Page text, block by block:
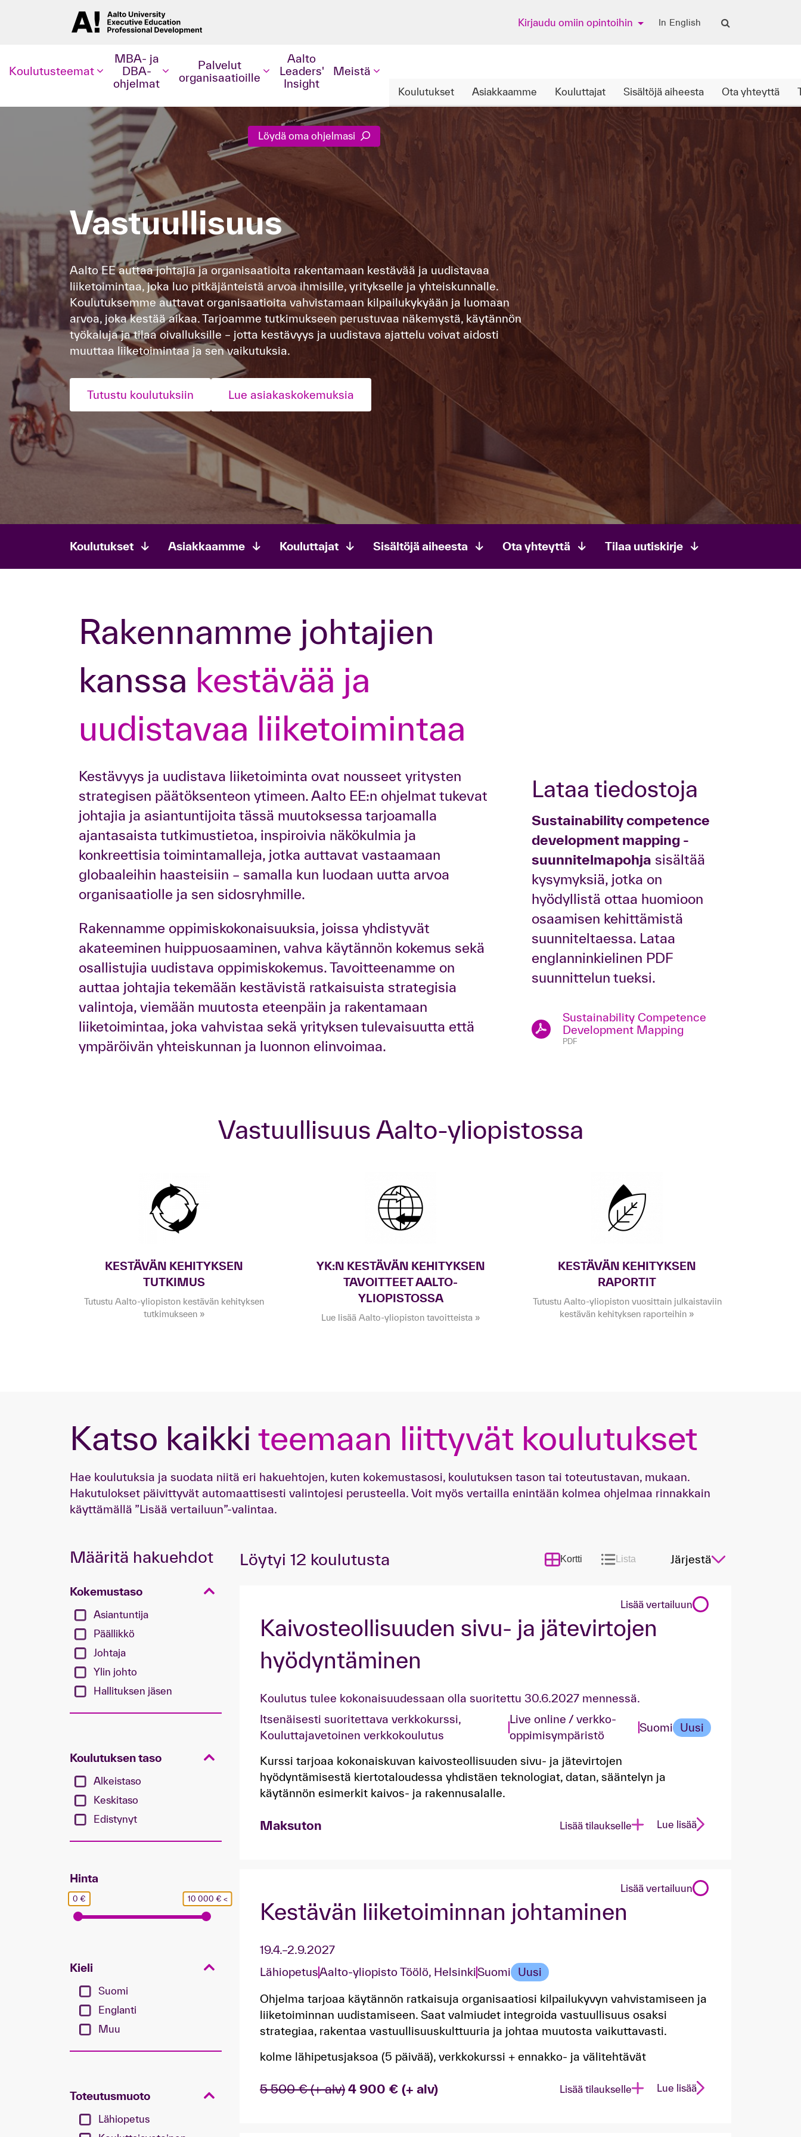
Kirjaudu omiin opintoihin In English
Koulutusteemat
MBA- ja
DBA-
ohjelmat
Palvelut
organisaatioille
Aalto
Leaders'
Insight
Meistä
Löydä oma ohjelmasi
Koulutukset Asiakkaamme Kouluttajat Sisältöjä aiheesta Ota yhteyttä
Vastuullisuus
Aalto EE auttaa johtajia ja organisaatioita rakentamaan kestävää ja uudistavaa
liiketoimintaa, joka luo pitkäjänteistä arvoa ihmisille, yritykselle ja yhteiskunnalle.
Koulutuksemme auttavat organisaatioita vahvistamaan kilpailukykyään ja luomaan
arvoa, joka kestää aikaa. Tarjoamme tutkimukseen perustuvaa näkemystä, käytännön
työkaluja ja tilaa oivalluksille – jotta kestävyys ja uudistava ajattelu voivat aidosti
muuttaa liiketoimintaa ja sen vaikutuksia.
Tutustu koulutuksiin Lue asiakaskokemuksia
Koulutukset Asiakkaamme Kouluttajat Sisältöjä aiheesta Ota yhteyttä Tilaa uutiskirje
Rakennamme johtajien
kanssa kestävää ja
uudistavaa liiketoimintaa
Kestävyys ja uudistava liiketoiminta ovat nousseet yritysten
strategisen päätöksenteon ytimeen. Aalto EE:n ohjelmat tukevat
johtajia ja asiantuntijoita tässä muutoksessa tarjoamalla
ajantasaista tutkimustietoa, inspiroivia näkökulmia ja
konkreettisia toimintamalleja, jotka auttavat vastaamaan
globaaleihin haasteisiin – samalla kun luodaan uutta arvoa
organisaatiolle ja sen sidosryhmille.
Rakennamme oppimiskokonaisuuksia, joissa yhdistyvät
akateeminen huippuosaaminen, vahva käytännön kokemus sekä
osallistujia uudistava oppimiskokemus. Tavoitteenamme on
auttaa johtajia tekemään kestävistä ratkaisuista strategisia
valintoja, viemään muutosta eteenpäin ja rakentamaan
liiketoimintaa, joka vahvistaa sekä yrityksen tulevaisuutta että
ympäröivän yhteiskunnan ja luonnon elinvoimaa.
Lataa tiedostoja
Sustainability competence
development mapping -
suunnitelmapohja sisältää
kysymyksiä, jotka on
hyödyllistä ottaa huomioon
osaamisen kehittämistä
suunniteltaessa. Lataa
englanninkielinen PDF
suunnittelun tueksi.
Sustainability Competence
Development Mapping
PDF
Vastuullisuus Aalto-yliopistossa
KESTÄVÄN KEHITYKSEN
TUTKIMUS
Tutustu Aalto-yliopiston kestävän kehityksen
tutkimukseen »
YK:N KESTÄVÄN KEHITYKSEN
TAVOITTEET AALTO-
YLIOPISTOSSA
Lue lisää Aalto-yliopiston tavoitteista »
KESTÄVÄN KEHITYKSEN
RAPORTIT
Tutustu Aalto-yliopiston vuosittain julkaistaviin
kestävän kehityksen raporteihin »
Katso kaikki teemaan liittyvät koulutukset
Hae koulutuksia ja suodata niitä eri hakuehtojen, kuten kokemustasosi, koulutuksen tason tai toteutustavan, mukaan.
Hakutulokset päivittyvät automaattisesti valintojesi perusteella. Voit myös vertailla enintään kolmea ohjelmaa rinnakkain
käyttämällä ”Lisää vertailuun”-valintaa.
Määritä hakuehdot
Kokemustaso
Asiantuntija
Päällikkö
Johtaja
Ylin johto
Hallituksen jäsen
Koulutuksen taso
Alkeistaso
Keskitaso
Edistynyt
Hinta
0 € 10 000 € <
Kieli
Suomi
Englanti
Muu
Toteutusmuoto
Lähiopetus
Löytyi 12 koulutusta Kortti Lista Järjestä
Lisää vertailuun
​Kaivosteollisuuden sivu- ja jätevirtojen
hyödyntäminen​
Koulutus tulee kokonaisuudessaan olla suoritettu 30.6.2027 mennessä.
Itsenäisesti suoritettava verkkokurssi,
Kouluttajavetoinen verkkokoulutus
Live online / verkko-
oppimisympäristö
Suomi Uusi
Kurssi tarjoaa kokonaiskuvan kaivosteollisuuden sivu- ja jätevirtojen
hyödyntämisestä kiertotaloudessa yhdistäen teknologiat, datan, sääntelyn ja
käytännön esimerkit kaivos- ja rakennusalalle.
Maksuton Lisää tilaukselle Lue lisää
Lisää vertailuun
Kestävän liiketoiminnan johtaminen
19.4.–2.9.2027
LähiopetusAalto-yliopisto Töölö, HelsinkiSuomi Uusi
Ohjelma tarjoaa käytännön ratkaisuja organisaatiosi kilpailukyvyn vahvistamiseen ja
liiketoiminnan uudistamiseen. Saat valmiudet integroida vastuullisuus osaksi
strategiaa, rakentaa vastuullisuuskulttuuria ja johtaa muutosta vaikuttavasti.
kolme lähipetusjaksoa (5 päivää), verkkokurssi + ennakko- ja välitehtävät
5 500 € (+ alv) 4 900 € (+ alv) Lisää tilaukselle Lue lisää